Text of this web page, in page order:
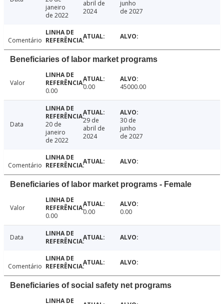
janeiro
de 2022
abril de
2024
junho
de 2027
Comentário
Beneficiaries of labor market programs
Valor
0.00
0.00 45000.00
Data
20 de
janeiro
de 2022
29 de
abril de
2024
30 de
junho
de 2027
Comentário
Beneficiaries of labor market programs - Female
Valor
0.00
0.00 0.00
Data
Comentário
Beneficiaries of social safety net programs